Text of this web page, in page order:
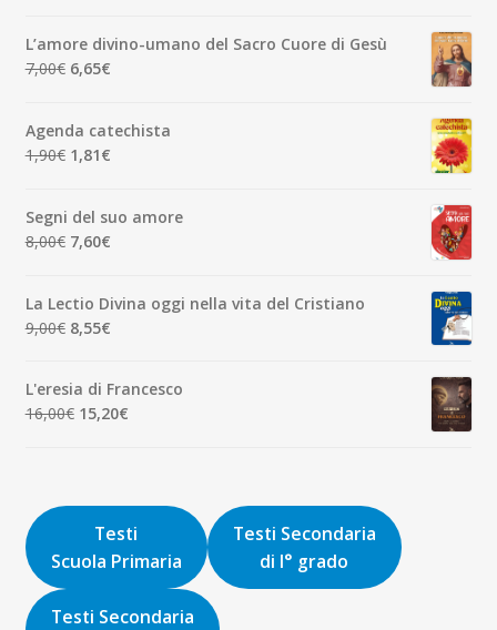
originale
era:
7,00€.
attuale
è:
L’amore divino-umano del Sacro Cuore di Gesù
7,00€ Il
era:
7,00€.
6,65€Il
è:
6,65€.
Agenda catechista
1,90€ Il
era:
1,90€.
1,81€Il
è:
1,81€.
Segni del suo amore
8,00€ Il
era:
8,00€.
7,60€Il
è:
7,60€.
La Lectio Divina oggi nella vita del Cristiano
9,00€ Il
era:
9,00€.
8,55€Il
è:
8,55€.
L'eresia di Francesco
16,00€ Il
16,00€.
15,20€Il
15,20€.
Testi
Scuola Primaria
Testi Secondaria
di I° grado
Testi Secondaria